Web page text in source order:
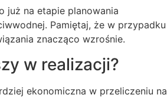
już na etapie planowania
Pamiętaj, że w przypadku
znacząco wzrośnie.
w realizacji?
ekonomiczna w przeliczeniu na